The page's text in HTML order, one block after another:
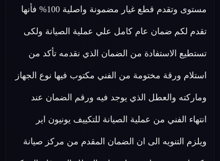
مستوى وتقدم قطع غيار مضمونة واصلية 100% فأنها
تقدم لكم ضمان عام كامل علي عملية الصيانة ولكى
تستطيع الاستفادة من الضمان الذي نقدمه تأكد من
استلام ورقة مختومة من الفني مكتوب فيها نوع الجهاز
وماركته والعطل الذي يوجد فيه ورقم الضمان عند
انتهاء الفني من عملية الصيانة للتكييف يونيون اير
ويلزم التنويه الى ان الضمان المقدم من مركز صيانة